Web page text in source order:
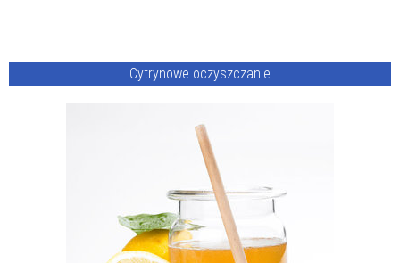
Cytrynowe oczyszczanie